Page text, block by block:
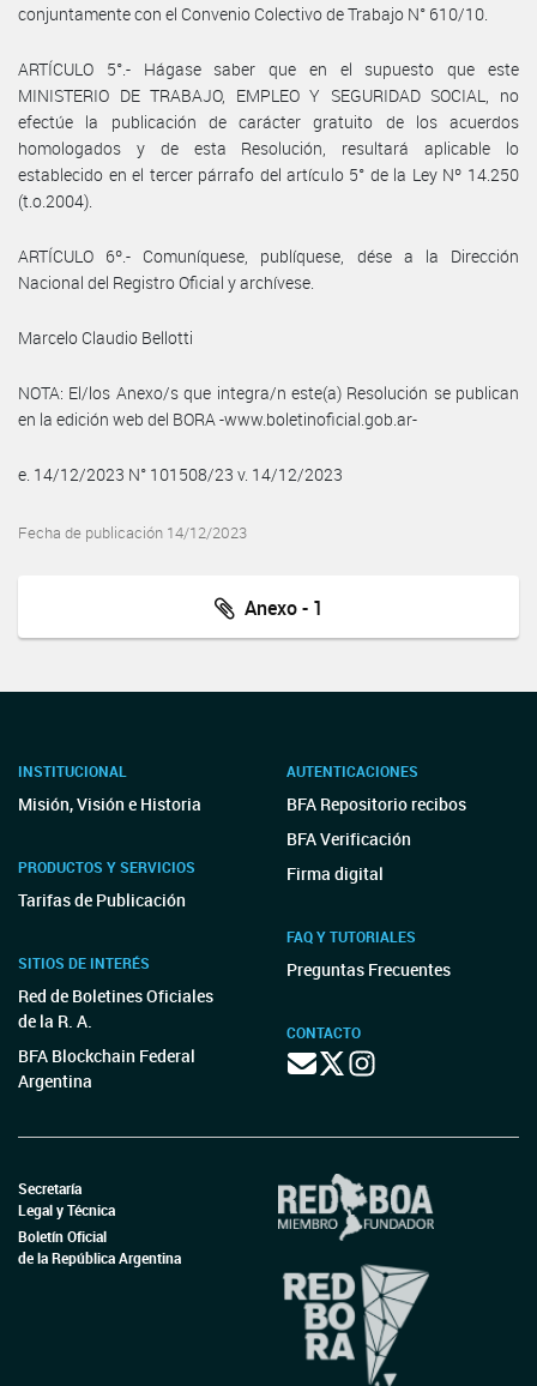
conjuntamente con el Convenio Colectivo de Trabajo N° 610/10.
ARTÍCULO 5°.- Hágase saber que en el supuesto que este
MINISTERIO DE TRABAJO, EMPLEO Y SEGURIDAD SOCIAL, no
efectúe la publicación de carácter gratuito de los acuerdos
homologados y de esta Resolución, resultará aplicable lo
establecido en el tercer párrafo del artículo 5° de la Ley Nº 14.250
(t.o.2004).
ARTÍCULO 6º.- Comuníquese, publíquese, dése a la Dirección
Nacional del Registro Oficial y archívese.
Marcelo Claudio Bellotti
NOTA: El/los Anexo/s que integra/n este(a) Resolución se publican
en la edición web del BORA -www.boletinoficial.gob.ar-
e. 14/12/2023 N° 101508/23 v. 14/12/2023
Fecha de publicación 14/12/2023
Anexo - 1
INSTITUCIONAL
Misión, Visión e Historia
PRODUCTOS Y SERVICIOS
Tarifas de Publicación
SITIOS DE INTERÉS
Red de Boletines Oficiales
de la R. A.
BFA Blockchain Federal
Argentina
AUTENTICACIONES
BFA Repositorio recibos
BFA Verificación
Firma digital
FAQ Y TUTORIALES
Preguntas Frecuentes
CONTACTO
Secretaría
Legal y Técnica
Boletín Oficial
de la República Argentina